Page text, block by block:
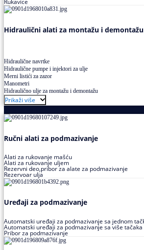
Rukavice
Hidraulični alati za montažu i demontažu
Hidraulične navrtke
Hidraulične pumpe i injektori za ulje
Merni listići za zazor
Manometri
Hidraulično ulje za montažu i demontažu
Prikaži više
Ručni alati za podmazivanje
Alati za rukovanje mašću
Alati za rukovanje uljem
Rezervni deo,pribor za alate za podmazivanje
Rezervoar ulja
Uređaji za podmazivanje
Automatski uređaji za podmazivanje sa jednom
Automatski uređaji za podmazivanje sa više tačaka
Pribor za podmazivanje